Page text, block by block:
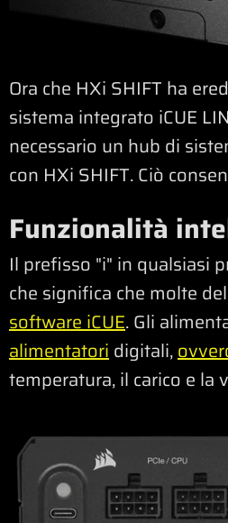
Ora che HXi SHIFT ha
sistema integrato iCUE
necessario un hub di
con HXi SHIFT. Ciò
Funzionalità
Il prefisso "i" in qualsiasi
che significa che molte
software iCUE. Gli
alimentatoridigitali,
temperatura, il carico e la